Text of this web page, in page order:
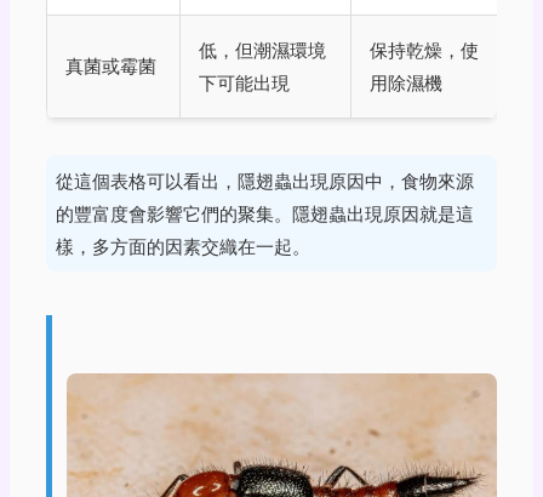
真菌或霉菌
低，但潮濕環境
下可能出現
保持乾燥，使
用除濕機
從這個表格可以看出，隱翅蟲出現原因中，食物來源
的豐富度會影響它們的聚集。隱翅蟲出現原因就是這
樣，多方面的因素交織在一起。